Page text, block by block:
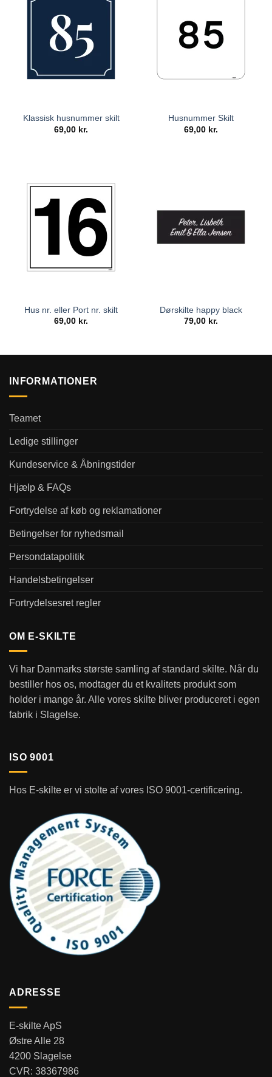
Klassisk husnummer skilt
69,00 kr.
Husnummer Skilt
69,00 kr.
Hus nr. eller Port nr. skilt
69,00 kr.
Dørskilte happy black
79,00 kr.
INFORMATIONER
Teamet
Ledige stillinger
Kundeservice & Åbningstider
Hjælp & FAQs
Fortrydelse af køb og reklamationer
Betingelser for nyhedsmail
Persondatapolitik
Handelsbetingelser
Fortrydelsesret regler
OM E-SKILTE
Vi har Danmarks største samling af standard skilte. Når du
bestiller hos os, modtager du et kvalitets produkt som
holder i mange år. Alle vores skilte bliver produceret i egen
fabrik i Slagelse.
ISO 9001
Hos E-skilte er vi stolte af vores ISO 9001-certificering.
ADRESSE
E-skilte ApS
Østre Alle 28
4200 Slagelse
CVR: 38367986